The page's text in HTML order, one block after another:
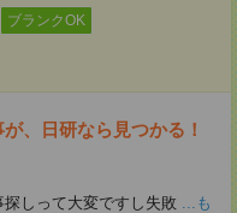
ブランクOK
、日研なら見つかる！
探しって大変ですし失敗 ...も